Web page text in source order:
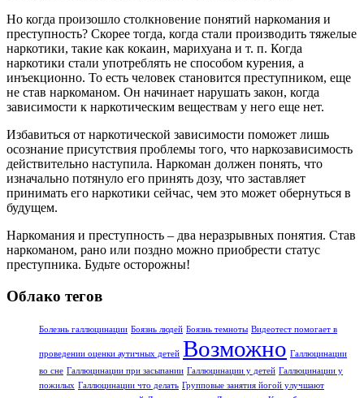
Но когда произошло столкновение понятий наркомания и
преступность? Скорее тогда, когда стали производить тяжелые
наркотики, такие как кокаин, марихуана и т. п. Когда
наркотики стали употреблять не способом курения, а
инъекционно. То есть человек становится преступником, еще
не став наркоманом. Он начинает нарушать закон, когда
зависимости к наркотическим веществам у него еще нет.
Избавиться от наркотической зависимости поможет лишь
осознание присутствия проблемы того, что наркозависимость
действительно наступила. Наркоман должен понять, что
изначально потянуло его принять дозу, что заставляет
принимать его наркотики сейчас, чем это может обернуться в
будущем.
Наркомания и преступность – два неразрывных понятия. Став
наркоманом, рано или поздно можно приобрести статус
преступника. Будьте осторожны!
Облако тегов
Болезнь галлюцинации Боязнь людей Боязнь темноты Видеотест помогает в
проведении оценки аутичных детей Возможно Галлюцинации
во сне Галлюцинации при засыпании Галлюцинации у детей Галлюцинации у
пожилых Галлюцинации что делать Групповые занятия йогой улучшают